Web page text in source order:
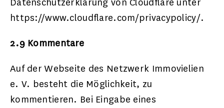
https://www.cloudflare.com/privacypolicy/.
2.9 Kommentare
Auf der Webseite des Netzwerk Immovielien
e. V. besteht die Möglichkeit, zu
kommentieren. Bei Eingabe eines